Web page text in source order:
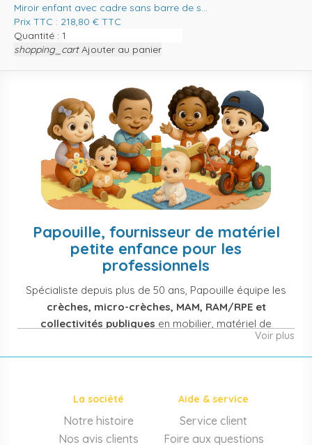
Miroir enfant avec cadre sans barre de s...
Prix TTC : 218,80 € TTC
Quantité :
shopping_cart Ajouter au panier
Papouille, fournisseur de matériel
petite enfance pour les
professionnels
Spécialiste depuis plus de 50 ans, Papouille équipe les
crèches, micro-crèches, MAM, RAM/RPE et
collectivités publiques en mobilier, matériel de
puériculture, jouets et équipement pour structures
d'accueil de la petite enfance. Notre offre couvre
cabinets infirmiers).
Mobilier et équipement de crèche
Voir plus
La société
Notre histoire
Nos avis clients
Aide & service
Service client
Foire aux questions